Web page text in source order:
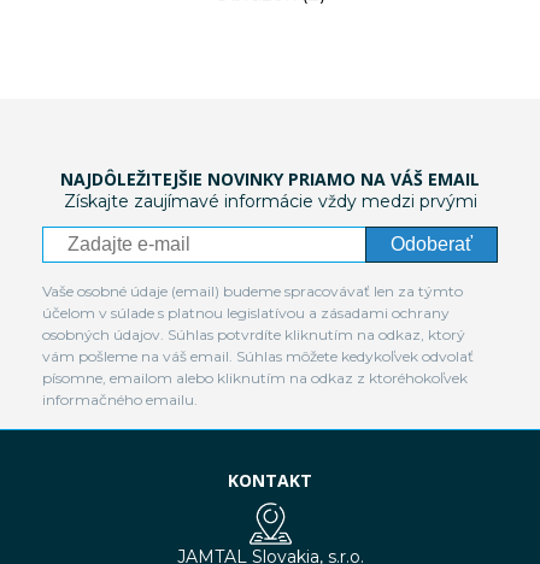
NAJDÔLEŽITEJŠIE NOVINKY PRIAMO NA VÁŠ EMAIL
Získajte zaujímavé informácie vždy medzi prvými
Odoberať
Vaše osobné údaje (email) budeme spracovávať len za týmto
účelom v súlade s platnou legislatívou a zásadami ochrany
osobných údajov. Súhlas potvrdíte kliknutím na odkaz, ktorý
vám pošleme na váš email. Súhlas môžete kedykoľvek odvolať
písomne, emailom alebo kliknutím na odkaz z ktoréhokoľvek
informačného emailu.
KONTAKT
JAMTAL Slovakia, s.r.o.